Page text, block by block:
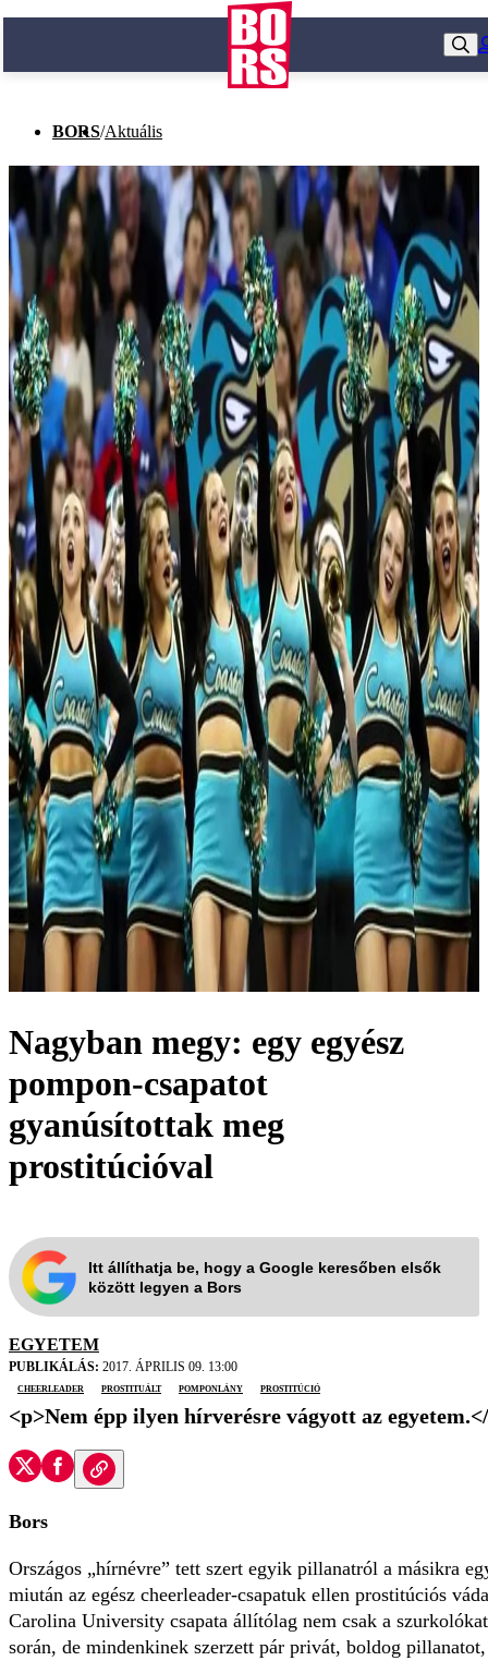
BORS/Aktuális
Nagyban megy: egy egyész
pompon-csapatot
gyanúsítottak meg
prostitúcióval
Itt állíthatja be, hogy a Google keresőben elsők
között legyen a Bors
EGYETEM
PUBLIKÁLÁS: 2017. ÁPRILIS 09. 13:00
cheerleader
prostituált pomponlány prostitúció
<p>Nem épp ilyen hírverésre vágyott az
Bors
Országos „hírnévre” tett szert egyik pillanatról a másikra
miután az egész cheerleader-csapatuk ellen prostitúciós
Carolina University csapata állítólag nem csak a
során, de mindenkinek szerzett pár privát, boldog